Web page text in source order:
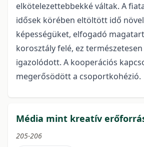
elkötelezettebbekké váltak. A
idősek körében eltöltött idő
képességüket, elfogadó
korosztály felé, ez
igazolódott. A kooperációs
megerősödött a csoportkohézió.
Média mint kreatív
205-206